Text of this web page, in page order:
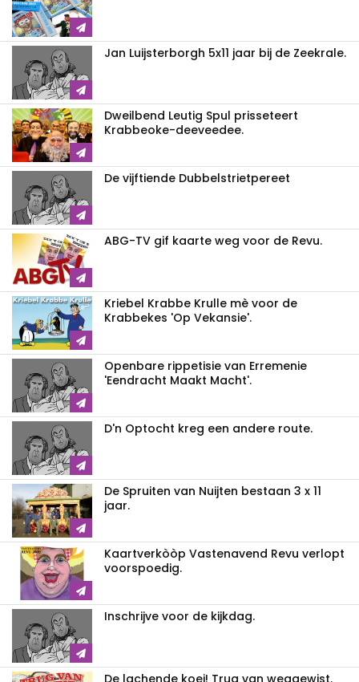
Jan Luijsterborgh 5x11 jaar bij de Zeekrale.
Dweilbend Leutig Spul prisseteert
Krabbeoke-deeveedee.
De vijftiende Dubbelstrietpereet
ABG-TV gif kaarte weg voor de Revu.
Kriebel Krabbe Krulle mè voor de
Krabbekes 'Op Vekansie'.
Openbare rippetisie van Erremenie
'Eendracht Maakt Macht'.
D'n Optocht kreg een andere route.
De Spruiten van Nuijten bestaan 3 x 11
jaar.
Kaartverkòòp Vastenavend Revu verlopt
voorspoedig.
Inschrijve voor de kijkdag.